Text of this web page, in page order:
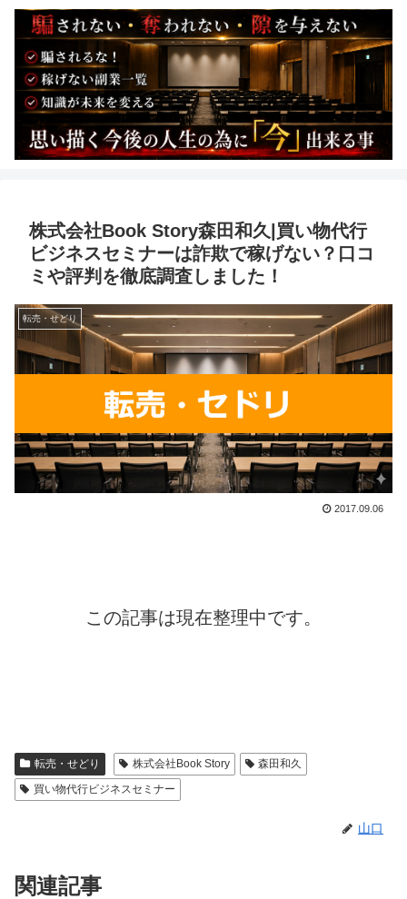
株式会社Book Story森田和久|買い物代行
ビジネスセミナーは詐欺で稼げない？口コ
ミや評判を徹底調査しました！
転売・せどり
2017.09.06
この記事は現在整理中です。
転売・せどり 株式会社Book Story
森田和久
買い物代行ビジネスセミナー
山口
関連記事